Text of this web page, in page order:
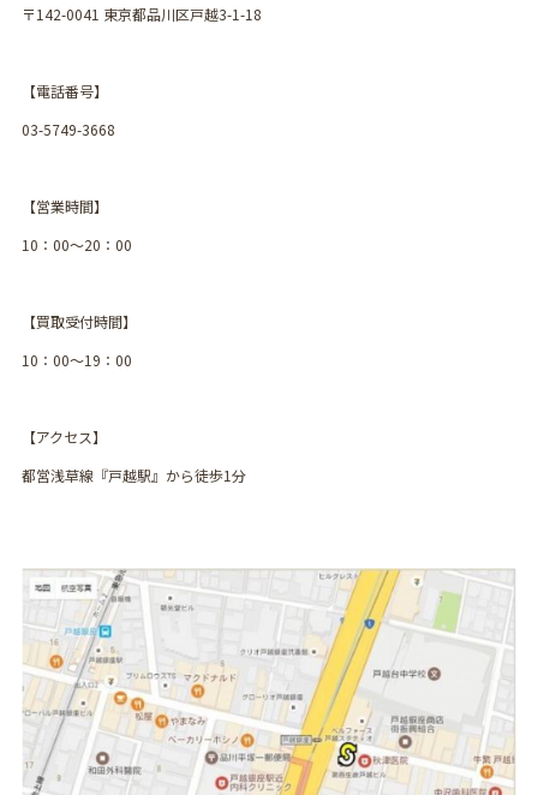
〒142-0041 東京都品川区戸越3-1-18
【電話番号】
03-5749-3668
【営業時間】
10：00〜20：00
【買取受付時間】
10：00〜19：00
【アクセス】
都営浅草線『戸越駅』から徒歩1分